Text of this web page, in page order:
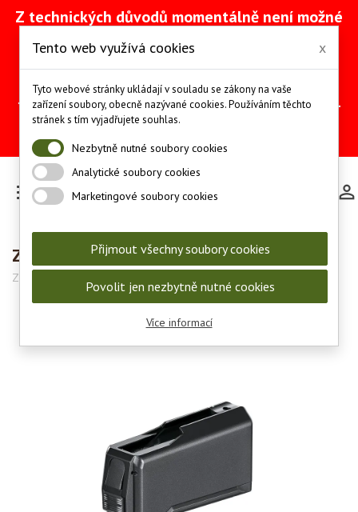
Z technických důvodů momentálně není možné
odstranění problému intenzivně pracujeme
(včetně obnovy ze zálohy).
Objednávky můžete mezitím provádět
telefonicky na čísle +420 607 244 655 nebo e-
mailem na adrese
Děkujeme za pochopení a trpělivost.

Zásobník Sako S20 Short, kapacita 5
Značka:
Tento web využívá cookies x
Tyto webové stránky ukládají v souladu se zákony na vaše
zařízení soubory, obecně nazývané cookies. Používáním těchto
stránek s tím vyjadřujete souhlas.
Nezbytně nutné soubory cookies
Analytické soubory cookies
Marketingové soubory cookies
Přijmout všechny soubory cookies
Povolit jen nezbytně nutné cookies
Více informací